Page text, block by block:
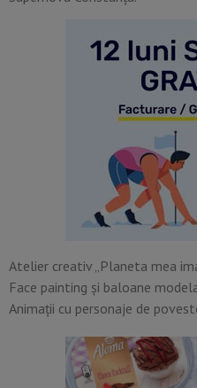
Atelier creativ „Planeta mea
Face painting și baloane
Animații cu personaje de